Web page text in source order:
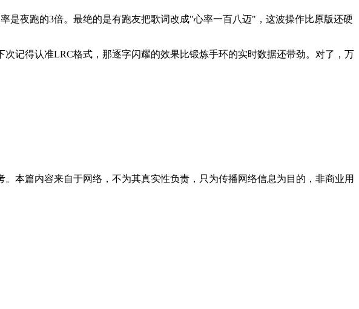
是夜跑的3倍。最绝的是有跑友把歌词改成"心率一百八迈"，这波操作比原版还硬
记得认准LRC格式，那逐字闪耀的效果比锻炼手环的实时数据还带劲。对了，万
本篇内容来自于网络，不为其真实性负责，只为传播网络信息为目的，非商业用